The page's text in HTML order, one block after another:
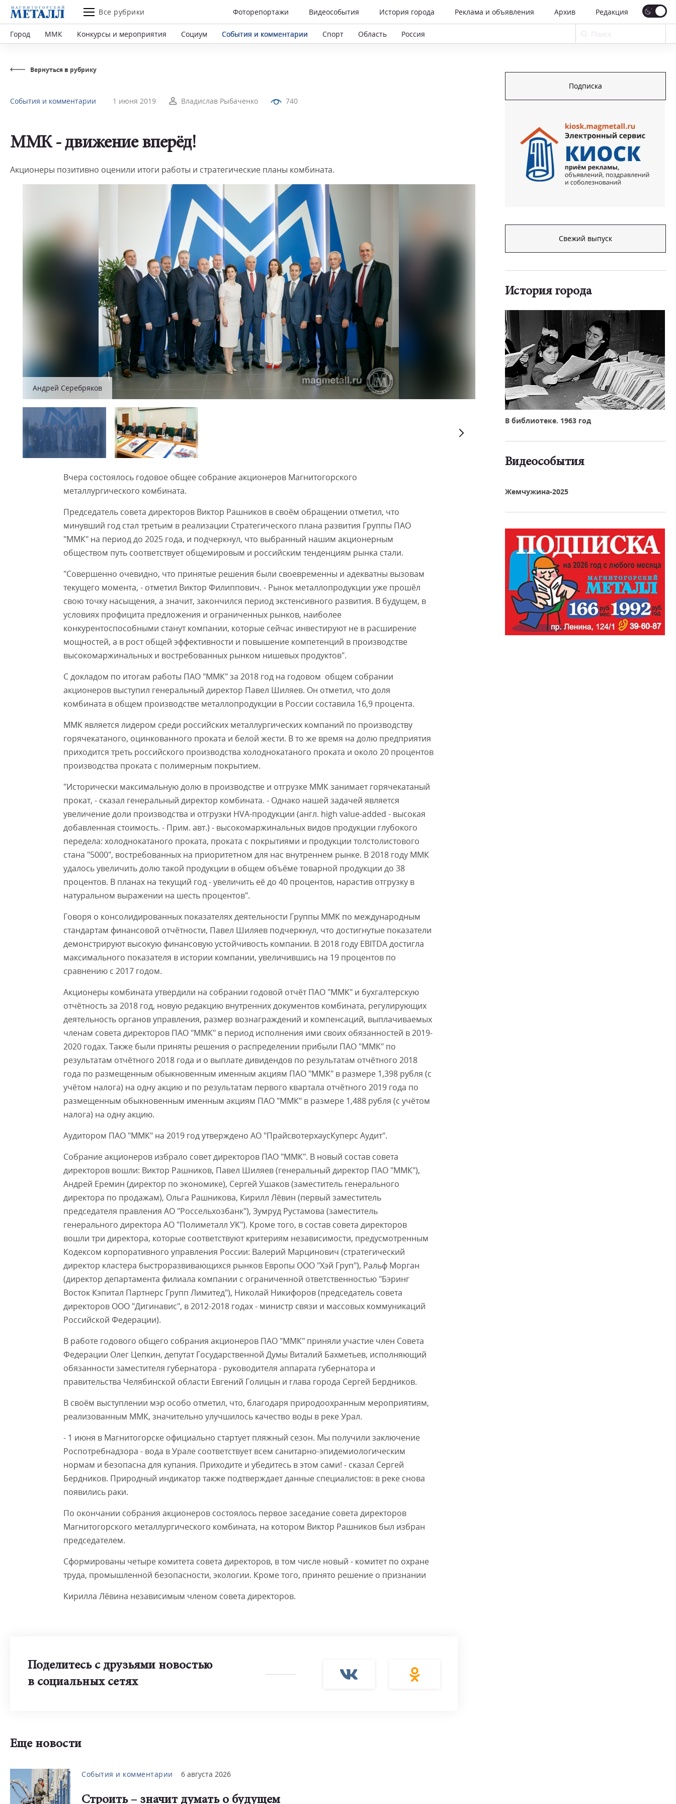
Все рубрики Фоторепортажи Видеособытия История города Реклама и объявления Архив Редакция
Город ММК Конкурсы и мероприятия Социум События и комментарии Спорт Область Россия
Вернуться в рубрику
События и комментарии 1 июня 2019 Владислав Рыбаченко 740
ММК - движение вперёд!
Акционеры позитивно оценили итоги работы и стратегические планы комбината.
Андрей Серебряков Андрей Серебряков
Вчера состоялось годовое общее собрание акционеров Магнитогорского
металлургического комбината.
Председатель совета директоров Виктор Рашников в своём обращении отметил, что
минувший год стал третьим в реализации Стратегического плана развития Группы ПАО
"ММК" на период до 2025 года, и подчеркнул, что выбранный нашим акционерным
обществом путь соответствует общемировым и российским тенденциям рынка стали.
"Совершенно очевидно, что принятые решения были своевременны и адекватны вызовам
текущего момента, - отметил Виктор Филиппович. - Рынок металлопродукции уже прошёл
свою точку насыщения, а значит, закончился период экстенсивного развития. В будущем, в
условиях профицита предложения и ограниченных рынков, наиболее
конкурентоспособными станут компании, которые сейчас инвестируют не в расширение
мощностей, а в рост общей эффективности и повышение компетенций в производстве
высокомаржинальных и востребованных рынком нишевых продуктов".
С докладом по итогам работы ПАО "ММК" за 2018 год на годовом общем собрании
акционеров выступил генеральный директор Павел Шиляев. Он отметил, что доля
комбината в общем производстве металлопродукции в России составила 16,9 процента.
ММК является лидером среди российских металлургических компаний по производству
горячекатаного, оцинкованного проката и белой жести. В то же время на долю предприятия
приходится треть российского производства холоднокатаного проката и около 20 процентов
производства проката с полимерным покрытием.
"Исторически максимальную долю в производстве и отгрузке ММК занимает горячекатаный
прокат, - сказал генеральный директор комбината. - Однако нашей задачей является
увеличение доли производства и отгрузки HVA-продукции (англ. high value-added - высокая
добавленная стоимость. - Прим. авт.) - высокомаржинальных видов продукции глубокого
передела: холоднокатаного проката, проката с покрытиями и продукции толстолистового
стана "5000", востребованных на приоритетном для нас внутреннем рынке. В 2018 году ММК
удалось увеличить долю такой продукции в общем объёме товарной продукции до 38
процентов. В планах на текущий год - увеличить её до 40 процентов, нарастив отгрузку в
натуральном выражении на шесть процентов".
Говоря о консолидированных показателях деятельности Группы ММК по международным
стандартам финансовой отчётности, Павел Шиляев подчеркнул, что достигнутые показатели
демонстрируют высокую финансовую устойчивость компании. В 2018 году EBITDA достигла
максимального показателя в истории компании, увеличившись на 19 процентов по
сравнению с 2017 годом.
Акционеры комбината утвердили на собрании годовой отчёт ПАО "ММК" и бухгалтерскую
отчётность за 2018 год, новую редакцию внутренних документов комбината, регулирующих
деятельность органов управления, размер вознаграждений и компенсаций, выплачиваемых
членам совета директоров ПАО "ММК" в период исполнения ими своих обязанностей в 2019-
2020 годах. Также были приняты решения о распределении прибыли ПАО "ММК" по
результатам отчётного 2018 года и о выплате дивидендов по результатам отчётного 2018
года по размещенным обыкновенным именным акциям ПАО "ММК" в размере 1,398 рубля (с
учётом налога) на одну акцию и по результатам первого квартала отчётного 2019 года по
размещенным обыкновенным именным акциям ПАО "ММК" в размере 1,488 рубля (с учётом
налога) на одну акцию.
Аудитором ПАО "ММК" на 2019 год утверждено АО "ПрайсвотерхаусКуперс Аудит".
Собрание акционеров избрало совет директоров ПАО "ММК". В новый состав совета
директоров вошли: Виктор Рашников, Павел Шиляев (генеральный директор ПАО "ММК"),
Андрей Еремин (директор по экономике), Сергей Ушаков (заместитель генерального
директора по продажам), Ольга Рашникова, Кирилл Лёвин (первый заместитель
председателя правления АО "Россельхозбанк"), Зумруд Рустамова (заместитель
генерального директора АО "Полиметалл УК"). Кроме того, в состав совета директоров
вошли три директора, которые соответствуют критериям независимости, предусмотренным
Кодексом корпоративного управления России: Валерий Марцинович (стратегический
директор кластера быстроразвивающихся рынков Европы ООО "Хэй Груп"), Ральф Морган
(директор департамента филиала компании с ограниченной ответственностью "Бэринг
Восток Кэпитал Партнерс Групп Лимитед"), Николай Никифоров (председатель совета
директоров ООО "Дигинавис", в 2012-2018 годах - министр связи и массовых коммуникаций
Российской Федерации).
В работе годового общего собрания акционеров ПАО "ММК" приняли участие член Совета
Федерации Олег Цепкин, депутат Государственной Думы Виталий Бахметьев, исполняющий
обязанности заместителя губернатора - руководителя аппарата губернатора и
правительства Челябинской области Евгений Голицын и глава города Сергей Бердников.
В своём выступлении мэр особо отметил, что, благодаря природоохранным мероприятиям,
реализованным ММК, значительно улучшилось качество воды в реке Урал.
- 1 июня в Магнитогорске официально стартует пляжный сезон. Мы получили заключение
Роспотребнадзора - вода в Урале соответствует всем санитарно-эпидемиологическим
нормам и безопасна для купания. Приходите и убедитесь в этом сами! - сказал Сергей
Бердников. Природный индикатор также подтверждает данные специалистов: в реке снова
появились раки.
По окончании собрания акционеров состоялось первое заседание совета директоров
Магнитогорского металлургического комбината, на котором Виктор Рашников был избран
председателем.
Сформированы четыре комитета совета директоров, в том числе новый - комитет по охране
труда, промышленной безопасности, экологии. Кроме того, принято решение о признании
Кирилла Лёвина независимым членом совета директоров.
Поделитесь с друзьями новостью
в социальных сетях
Еще новости
События и комментарии 6 августа 2026
Строить – значит думать о будущем
Подписка
Свежий выпуск
История города
В библиотеке. 1963 год
Видеособытия
Жемчужина-2025